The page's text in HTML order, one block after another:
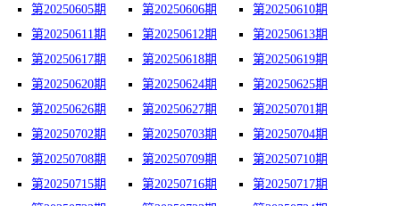
第20250605期
第20250606期
第20250610期
第20250611期
第20250612期
第20250613期
第20250617期
第20250618期
第20250619期
第20250620期
第20250624期
第20250625期
第20250626期
第20250627期
第20250701期
第20250702期
第20250703期
第20250704期
第20250708期
第20250709期
第20250710期
第20250715期
第20250716期
第20250717期